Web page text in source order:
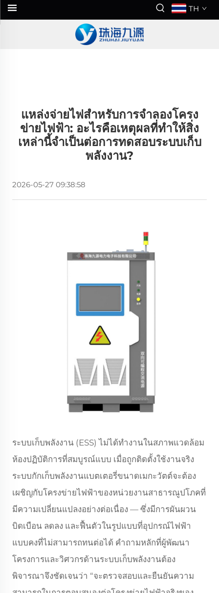
TH
แหล่งจ่ายไฟสำหรับการจำลองโครง
ข่ายไฟฟ้า: อะไรคือเหตุผลที่ทำให้สิ่ง
เหล่านี้จำเป็นต่อการทดสอบระบบเก็บ
พลังงาน?
2026-05-27 09:38:58
ระบบเก็บพลังงาน (ESS) ไม่ได้ทำงานในสภาพแวดล้อม
ห้องปฏิบัติการที่สมบูรณ์แบบ เมื่อถูกติดตั้งใช้งานจริง
ระบบกักเก็บพลังงานแบตเตอรี่ขนาดเมกะวัตต์จะต้อง
เผชิญกับโครงข่ายไฟฟ้าของหน่วยงานสาธารณูปโภคที่
มีความเปลี่ยนแปลงอย่างต่อเนื่อง — ซึ่งมีการผันผวน
บิดเบือน ลดลง และฟื้นตัวในรูปแบบที่อุปกรณ์ไฟฟ้า
แบบคงที่ไม่สามารถทนต่อได้ คำถามหลักที่ผู้พัฒนา
โครงการและวิศวกรด้านระบบเก็บพลังงานต้อง
พิจารณาจึงชัดเจนว่า “จะตรวจสอบและยืนยันความ